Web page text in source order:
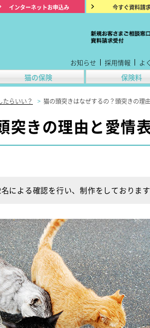
インターネットお申込み 今すぐ資料請
猫の保険 保険料
お知らせ 採用情報 よ
たらいい？ > 猫の頭突きはなぜするの？頭突きの理
突きの理由と愛情
による確認を行い、制作をしておりま